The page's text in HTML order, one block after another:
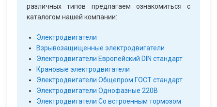
различных типов предлагаем ознакомиться с
каталогом нашей компании:
Электродвигатели
Взрывозащищенные электродвигатели
Электродвигатели Европейский DIN стандарт
Крановые электродвигатели
Электродвигатели Общепром ГОСТ стандарт
Электродвигатели Однофазные 220В
Электродвигатели Со встроенным тормозом